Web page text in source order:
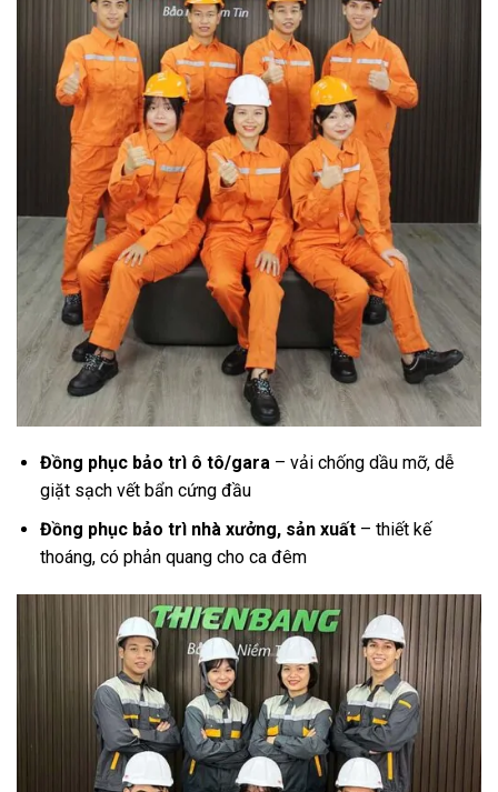
Đồng phục bảo trì ô tô/gara– vải chống dầu mỡ, dễ
giặt sạch vết bẩn cứng đầu
Đồng phục bảo trì nhà xưởng, sản xuất– thiết kế
thoáng, có phản quang cho ca đêm